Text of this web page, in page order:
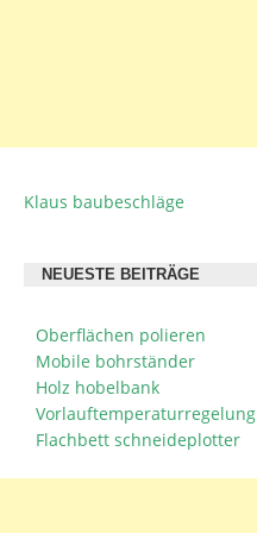
BEITRAGSNAVIGATION
Klaus baubeschläge
NEUESTE BEITRÄGE
Oberflächen polieren
Mobile bohrständer
Holz hobelbank
Vorlauftemperaturregelung
Flachbett schneideplotter